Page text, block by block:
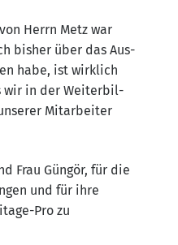
Herrn Metz war
bis­her über das Aus­
habe, ist wirk­lich
wir in der Wei­ter­bil­
Mit­ar­bei­ter
Frau Gün­gör, für die
und für ihre
Pro zu